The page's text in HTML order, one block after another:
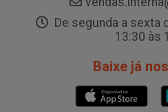
De segunda a sexta
13:30 às
Baixe já